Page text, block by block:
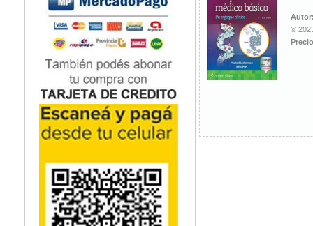
Neurocirugía
Neurología
Nutrición
Odontología
Oftalmología
Oncología / Cuidados Paliativos
Ortopedía / Traumatología
Osteopatía
Otorrinolaringología
Podología
Psicología
Psiquiatría
Química
©